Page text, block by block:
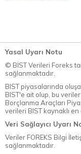
Yasal Uyarı Notu
© BİST Verileri Foreks
sağlanmaktadır.
BIST piyasalarında
BIST'e ait olup, bu
Borçlanma Araçları
verileri BIST kaynaklı
Veri Sağlayıcı Uyarı
Veriler FOREKS Bilgi
sağlanmaktadır.